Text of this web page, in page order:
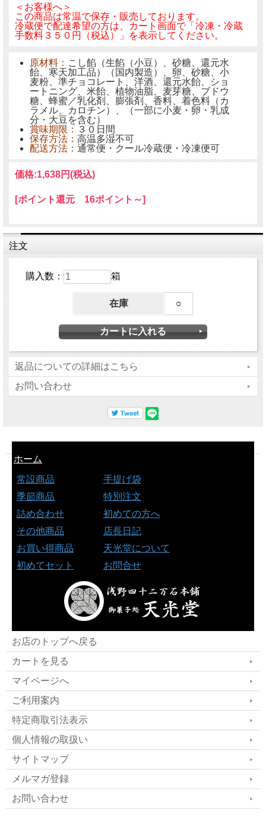
＜お客様へ＞
この商品は常温で保存・販売しております。
冷蔵便で配達希望の方は、カート画面で「冷凍・冷蔵
手数料３５０円（税込）」を表示してください。
原材料： こし餡（生餡（小豆）、砂糖、還元水
飴、寒天加工品）（国内製造）、卵、砂糖、小
麦粉、準チョコレート、洋酒、還元水飴、ショ
ートニング、米飴、植物油脂、麦芽糖、ブドウ
糖、蜂蜜／乳化剤、膨張剤、香料、着色料（カ
ラメル、カロチン）、（一部に小麦・卵・乳成
分・大豆を含む）
賞味期限：
３０日間
保存方法： 高温多湿不可
配送方法： 通常便・クール冷蔵便・冷凍便可
価格:1,638円(税込)
[ポイント還元 16ポイント～]
注文
購入数： 箱
在庫 ○
返品についての詳細はこちら
お問い合わせ
ホーム
常設商品
季節商品
詰め合わせ
その他商品
お買い得商品
初めてセット
手提げ袋
特別注文
初めての方へ
店長日記
天光堂について
お問合せ
お店のトップへ戻る
カートを見る
マイページへ
ご利用案内
特定商取引法表示
個人情報の取扱い
サイトマップ
メルマガ登録
お問い合わせ